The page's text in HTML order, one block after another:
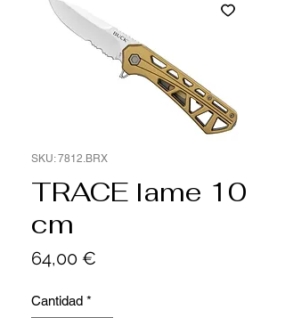
SKU: 7812.BRX
TRACE lame 10
cm
64,00 €
Cantidad *